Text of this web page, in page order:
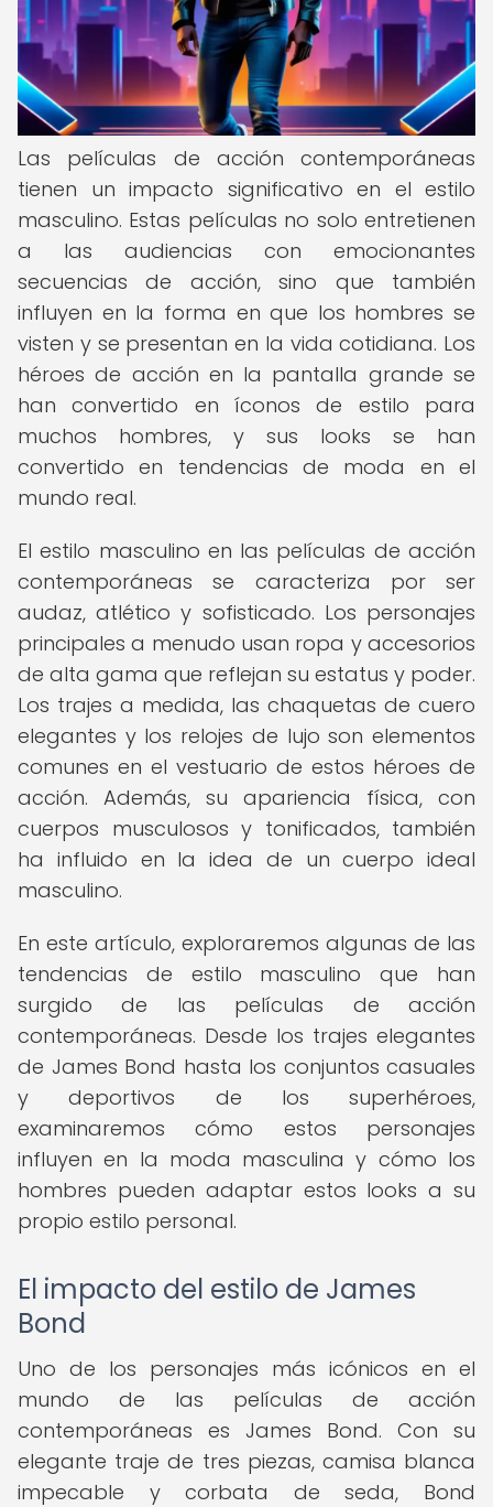
Las películas de acción contemporáneas
tienen un impacto significativo en el estilo
masculino. Estas películas no solo entretienen
a las audiencias con emocionantes
secuencias de acción, sino que también
influyen en la forma en que los hombres se
visten y se presentan en la vida cotidiana. Los
héroes de acción en la pantalla grande se
han convertido en íconos de estilo para
muchos hombres, y sus looks se han
convertido en tendencias de moda en el
mundo real.
El estilo masculino en las películas de acción
contemporáneas se caracteriza por ser
audaz, atlético y sofisticado. Los personajes
principales a menudo usan ropa y accesorios
de alta gama que reflejan su estatus y poder.
Los trajes a medida, las chaquetas de cuero
elegantes y los relojes de lujo son elementos
comunes en el vestuario de estos héroes de
acción. Además, su apariencia física, con
cuerpos musculosos y tonificados, también
ha influido en la idea de un cuerpo ideal
masculino.
En este artículo, exploraremos algunas de las
tendencias de estilo masculino que han
surgido de las películas de acción
contemporáneas. Desde los trajes elegantes
de James Bond hasta los conjuntos casuales
y deportivos de los superhéroes,
examinaremos cómo estos personajes
influyen en la moda masculina y cómo los
hombres pueden adaptar estos looks a su
propio estilo personal.
El impacto del estilo de James
Bond
Uno de los personajes más icónicos en el
mundo de las películas de acción
contemporáneas es James Bond. Con su
elegante traje de tres piezas, camisa blanca
impecable y corbata de seda, Bond